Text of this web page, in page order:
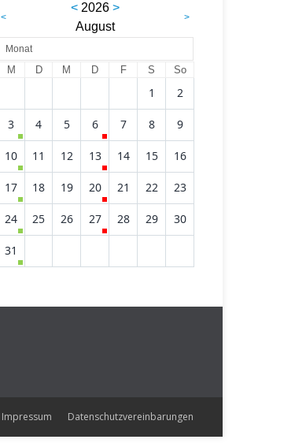
<
< 2026 >
August
>
Monat
M D M D F S So
1 2
3 4 5 6 7 8 9
10 11 12 13 14 15 16
17 18 19 20 21 22 23
24 25 26 27 28 29 30
31
Impressum Datenschutzvereinbarungen